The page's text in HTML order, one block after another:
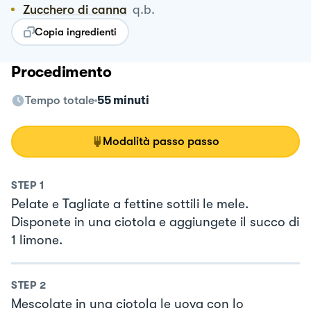
Zucchero di canna q.b.
Copia ingredienti
Procedimento
Tempo totale 55 minuti
Modalità passo passo
STEP 1
Pelate e Tagliate a fettine sottili le mele.
Disponete in una ciotola e aggiungete il succo di
1 limone.
STEP 2
Mescolate in una ciotola le uova con lo